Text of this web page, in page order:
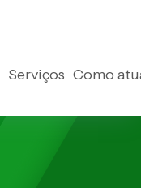
Serviços Como